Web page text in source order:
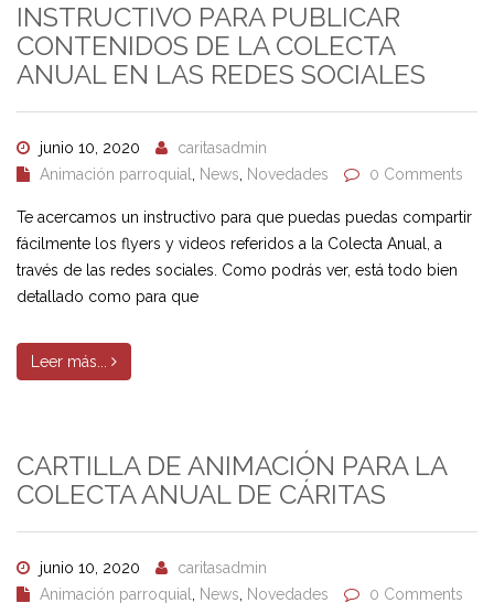
INSTRUCTIVO PARA PUBLICAR
CONTENIDOS DE LA COLECTA
ANUAL EN LAS REDES SOCIALES
junio 10, 2020
caritasadmin
Animación parroquial
News Novedades 0 Comments
Te acercamos un instructivo para que puedas puedas compartir
fácilmente los flyers y videos referidos a la Colecta Anual, a
través de las redes sociales. Como podrás ver, está todo bien
detallado como para que
Leer más...
CARTILLA DE ANIMACIÓN PARA LA
COLECTA ANUAL DE CÁRITAS
junio 10, 2020
caritasadmin
Animación parroquial
News Novedades 0 Comments